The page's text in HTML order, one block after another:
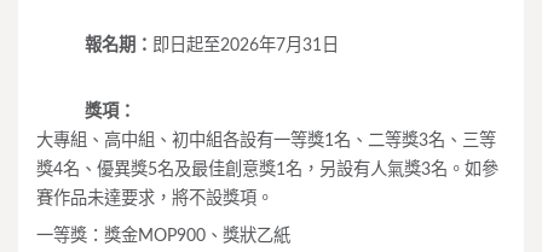
報名期： 即日起至2026年7月31日
獎項：
大專組、高中組、初中組各設有一等獎1名、二等獎3名、三等
獎4名、優異獎5名及最佳創意獎1名，另設有人氣獎3名。如參
賽作品未達要求，將不設獎項。
一等獎：獎金MOP900、獎狀乙紙